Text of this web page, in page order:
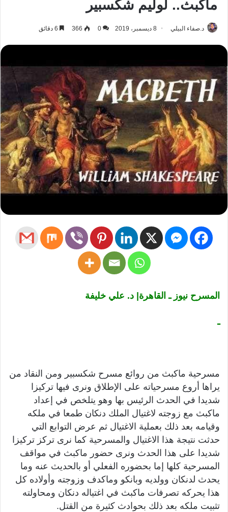
ماكبث.. لوليم شكسبير
د.صفاء البيلي 8 ديسمبر، 2019 0
366
المسرح نيوز ـ القاهرة| د. علي خليفة
ـ
مسرحية ماكبث من روائع مسرح شكسبير ومن النقاد من
يراها أروع مسرحياته على الإطلاق ونرى فيها تركيزا
شديدا في الحدث الرئيس بها وهو يتلخص في إعداد
ماكبث مع زوجته لاغتيال الملك دنكان طمعا في ملكه
وقيامه بعد ذلك بعملية الاغتيال ثم عرض التوابع التي
حدثت نتيجة هذا الاغتيال والمسرحية كما نرى تركز تركيزا
شديدا على هذا الحدث ونرى حضور ماكبث في مواقف
المسرحية كلها إما بحضوره الفعلي أو بالحديث عنه وما
يحدث لدنكان وولديه وبانكو وماكدف وزوجته وأولاده كل
هذا يحركه تصرفات ماكبث في اغتياله دنكان ومحاولته
تثبيت ملكه بعد ذلك بحوادث كثيرة من القتل.